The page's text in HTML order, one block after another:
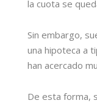
la cuota se
Sin embargo,
una hipoteca a
han acercado
De esta forma,